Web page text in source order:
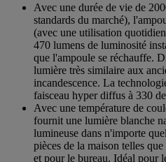
Avec une durée de vie de
standards du marché),
(avec une utilisation
470 lumens de luminosité
que l'ampoule se réchauffe.
lumière très similaire aux
incandescence. La
faisceau hyper diffus à 330
Avec une température de
fournit une lumière blanche
lumineuse dans n'importe
pièces de la maison telles
et pour le bureau. Idéal pour